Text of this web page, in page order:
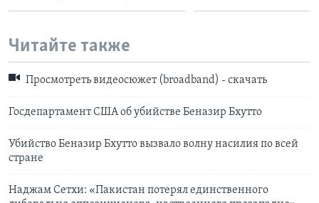
Читайте также
Просмотреть видеосюжет (broadband) - скачать
Гоcдепартамент США об убийстве Беназир Бхутто
Убийство Беназир Бхутто вызвало волну насилия по всей
стране
Наджам Сетхи: «Пакистан потерял единственного